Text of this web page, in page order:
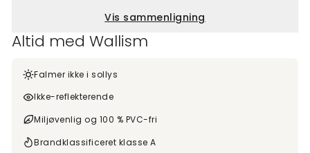
Vis sammenligning
Altid med Wallism
Falmer ikke i sollys
Ikke-reflekterende
Miljøvenlig og 100 % PVC-fri
Brandklassificeret klasse A